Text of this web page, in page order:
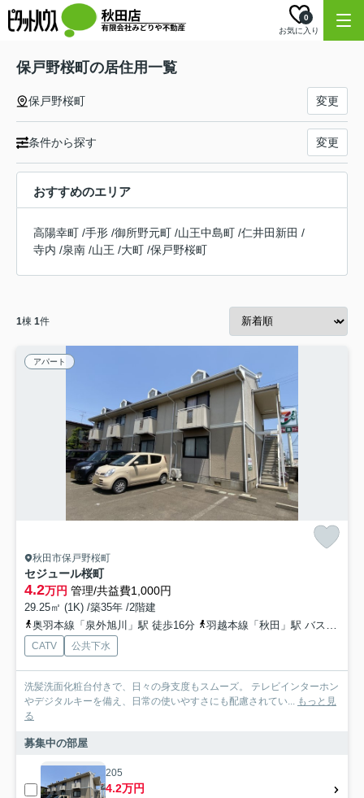
お気に入り
0
保戸野桜町の居住用一覧
保戸野桜町 変更
条件から探す 変更
おすすめのエリア
高陽幸町 /手形 /御所野元町 /山王中島町 /仁井田新田 /
寺内 /泉南 /山王 /大町 /保戸野桜町
1棟 1件
アパート
秋田市保戸野桜町
セジュール桜町
4.2万円 管理/共益費1,000円
29.25㎡ (1K) /築35年 /2階建
奥羽本線「泉外旭川」駅 徒歩16分
羽越本線「秋田」駅 バス16分 秋田中央交通「桜町（秋田県）」 停歩4分
CATV 公共下水
洗髪洗面化粧台付きで、日々の身支度もスムーズ。 テレビインターホン
やデジタルキーを備え、日常の使いやすさにも配慮されてい... もっと見
る
募集中の部屋
205
4.2万円